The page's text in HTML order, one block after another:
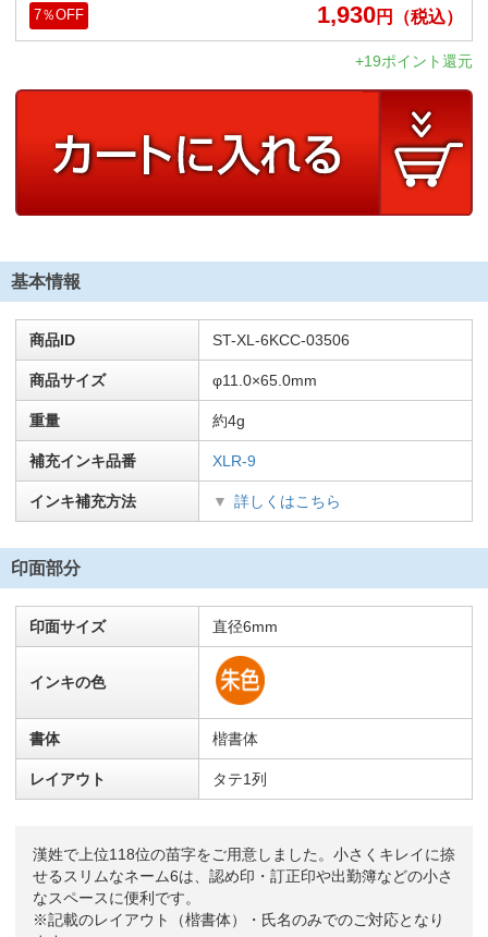
1,930円 （税込）
7％OFF
+19ポイント還元
基本情報
商品ID ST-XL-6KCC-03506
商品サイズ φ11.0×65.0mm
重量 約4g
補充インキ品番 XLR-9
インキ補充方法 詳しくはこちら
印面部分
印面サイズ 直径6mm
インキの色
書体 楷書体
レイアウト タテ1列
漢姓で上位118位の苗字をご用意しました。小さくキレイに捺
せるスリムなネーム6は、認め印・訂正印や出勤簿などの小さ
なスペースに便利です。
※記載のレイアウト（楷書体）・氏名のみでのご対応となり